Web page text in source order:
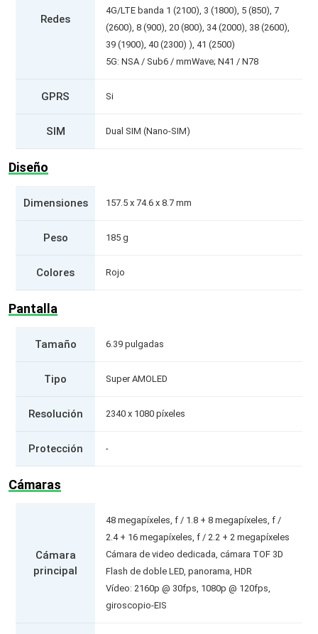
Redes
4G/LTE banda 1 (2100), 3 (1800), 5 (850), 7
(2600), 8 (900), 20 (800), 34 (2000), 38 (2600),
39 (1900), 40 (2300) ), 41 (2500)
5G: NSA / Sub6 / mmWave; N41 / N78
GPRS Si
SIM Dual SIM (Nano-SIM)
Diseño
Dimensiones 157.5 x 74.6 x 8.7 mm
Peso 185 g
Colores Rojo
Pantalla
Tamaño 6.39 pulgadas
Tipo Super AMOLED
Resolución 2340 x 1080 píxeles
Protección -
Cámaras
Cámara
principal
48 megapíxeles, f / 1.8 + 8 megapíxeles, f /
2.4 + 16 megapíxeles, f / 2.2 + 2 megapíxeles
Cámara de video dedicada, cámara TOF 3D
Flash de doble LED, panorama, HDR
Vídeo: 2160p @ 30fps, 1080p @ 120fps,
giroscopio-EIS